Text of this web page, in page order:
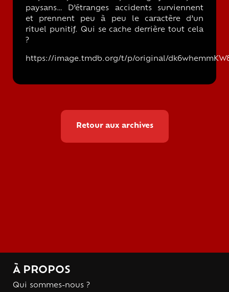
paysans… D’étranges accidents surviennent
et prennent peu à peu le caractère d’un
rituel punitif. Qui se cache derrière tout cela
?
https://image.tmdb.org/t/p/original/
Retour aux archives
À PROPOS
Qui sommes-nous ?